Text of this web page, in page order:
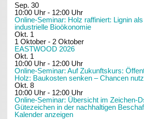
Sep.30
10:00 Uhr - 12:00 Uhr
Online-Seminar: Holz raffiniert: Lignin
industrielle Bioökonomie
Okt. 1
1 Oktober - 2 Oktober
EASTWOOD 2026
Okt. 1
10:00 Uhr - 12:00 Uhr
Online-Seminar: Auf Zukunftskurs:
Holz: Baukosten senken – Chancen
Okt.8
10:00 Uhr - 12:00 Uhr
Online-Seminar: Übersicht im Zeichen-
Gütezeichen in der nachhaltigen
Kalender anzeigen